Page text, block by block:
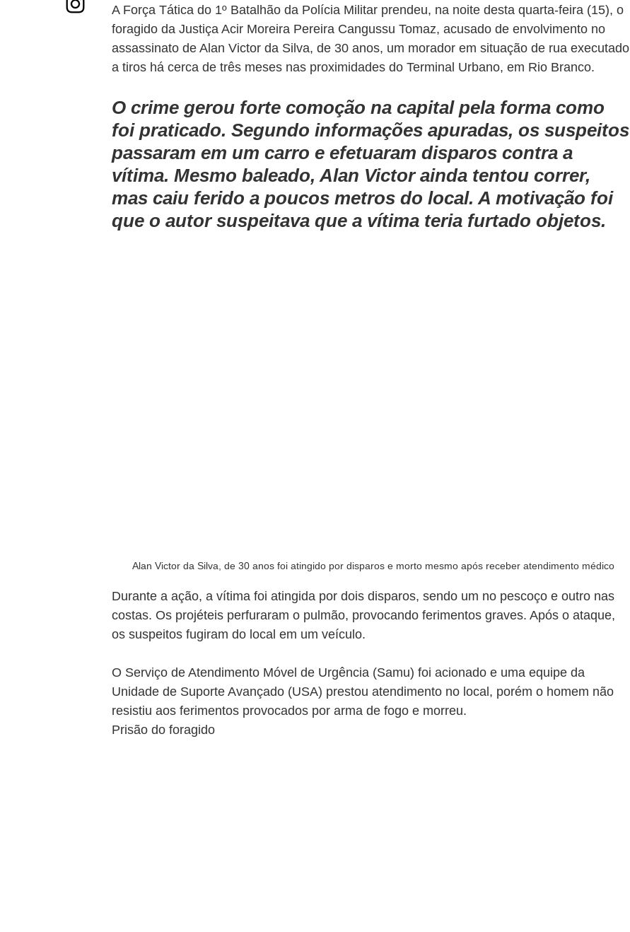
A Força Tática do 1º Batalhão da Polícia Militar prendeu, na noite desta quarta-feira (15), o
foragido da Justiça Acir Moreira Pereira Cangussu Tomaz, acusado de envolvimento no
assassinato de Alan Victor da Silva, de 30 anos, um morador em situação de rua executado
a tiros há cerca de três meses nas proximidades do Terminal Urbano, em Rio Branco.
O crime gerou forte comoção na capital pela forma como
foi praticado. Segundo informações apuradas, os suspeitos
passaram em um carro e efetuaram disparos contra a
vítima. Mesmo baleado, Alan Victor ainda tentou correr,
mas caiu ferido a poucos metros do local. A motivação foi
que o autor suspeitava que a vítima teria furtado objetos.
Alan Victor da Silva, de 30 anos foi atingido por disparos e morto mesmo após receber atendimento médico
Durante a ação, a vítima foi atingida por dois disparos, sendo um no pescoço e outro nas
costas. Os projéteis perfuraram o pulmão, provocando ferimentos graves. Após o ataque,
os suspeitos fugiram do local em um veículo.
O Serviço de Atendimento Móvel de Urgência (Samu) foi acionado e uma equipe da
Unidade de Suporte Avançado (USA) prestou atendimento no local, porém o homem não
resistiu aos ferimentos provocados por arma de fogo e morreu.
Prisão do foragido